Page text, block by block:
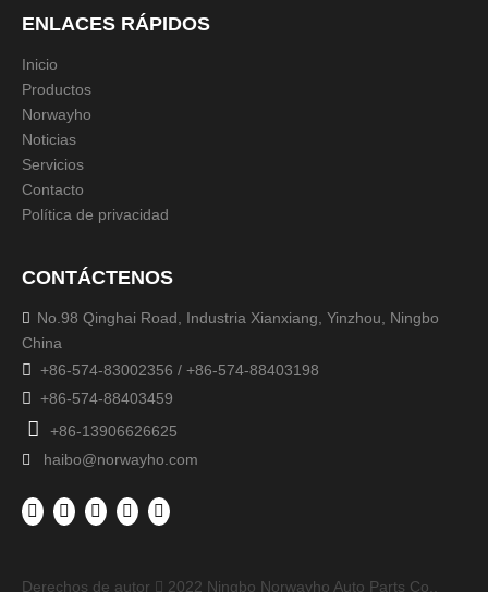
Base de montaje de aluminio
ENLACES RÁPIDOS
Inicio
Productos
Norwayho
Noticias
Servicios
Contacto
Política de privacidad
CONTÁCTENOS
 No.98 Qinghai Road, Industria Xianxiang, Yinzhou, Ningbo
China
 +86-574-83002356 / +86-574-88403198
 +86-574-88403459
 +86-13906626625
 haibo@norwayho.com
Derechos de autor  2022 Ningbo Norwayho Auto Parts Co.,